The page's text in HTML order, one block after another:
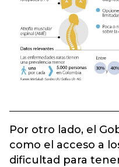
Por otro lado, el
como el acceso a
dificultad para